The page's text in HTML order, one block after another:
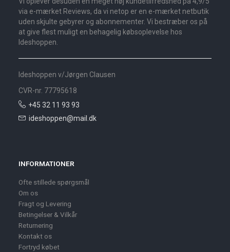
via e-mærket Reviews, da vi netop er en e-mærket netbutik
uden skjulte gebyrer og abonnementer. Vi bestræber os på
at give flest muligt en behagelig købsoplevelse hos
Ideshoppen.
Ideshoppen v/Jørgen Clausen
CVR-nr. 77795618
+45 32 11 93 93
ideshoppen@mail.dk
INFORMATIONER
Ofte stillede spørgsmål
Om os
Fragt og Levering
Betingelser & Vilkår
Returnering
Kontakt os
Fortryd købet